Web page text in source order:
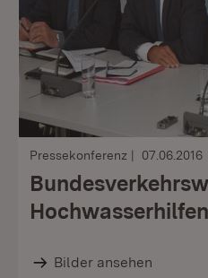
Pressekonferenz 07.06.2016
Hochwasserhilfen
Bilder ansehen